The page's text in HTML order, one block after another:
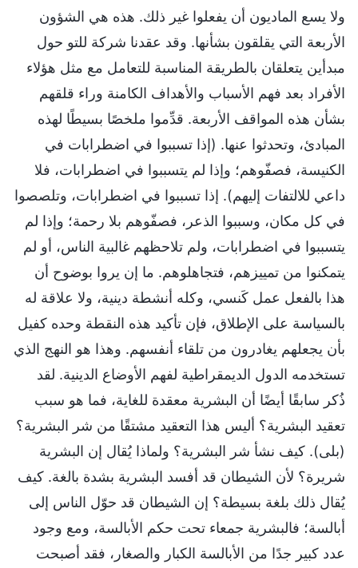
ولا يسع الماديون أن يفعلوا غير ذلك. هذه هي الشؤون
الأربعة التي يقلقون بشأنها. وقد عقدنا شركة للتو حول
مبدأين يتعلقان بالطريقة المناسبة للتعامل مع مثل هؤلاء
الأفراد بعد فهم الأسباب والأهداف الكامنة وراء قلقهم
بشأن هذه المواقف الأربعة. قدِّموا ملخصًا بسيطًا لهذه
المبادئ، وتحدثوا عنها. (إذا تسببوا في اضطرابات في
الكنيسة، فصفّوهم؛ وإذا لم يتسببوا في اضطرابات، فلا
داعي للالتفات إليهم). إذا تسببوا في اضطرابات، وتلصصوا
في كل مكان، وسببوا الذعر، فصفّوهم بلا رحمة؛ وإذا لم
يتسببوا في اضطرابات، ولم تلاحظهم غالبية الناس، أو لم
يتمكنوا من تمييزهم، فتجاهلوهم. ما إن يروا بوضوح أن
هذا بالفعل عمل كَنسي، وكله أنشطة دينية، ولا علاقة له
بالسياسة على الإطلاق، فإن تأكيد هذه النقطة وحده كفيل
بأن يجعلهم يغادرون من تلقاء أنفسهم. وهذا هو النهج الذي
تستخدمه الدول الديمقراطية لفهم الأوضاع الدينية. لقد
ذُكر سابقًا أيضًا أن البشرية معقدة للغاية، فما هو سبب
تعقيد البشرية؟ أليس هذا التعقيد مشتقًا من شر البشرية؟
(بلى). كيف نشأ شر البشرية؟ ولماذا يُقال إن البشرية
شريرة؟ لأن الشيطان قد أفسد البشرية بشدة بالغة. كيف
يُقال ذلك بلغة بسيطة؟ إن الشيطان قد حوّل الناس إلى
أبالسة؛ فالبشرية جمعاء تحت حكم الأبالسة، ومع وجود
عدد كبير جدًا من الأبالسة الكبار والصغار، فقد أصبحت